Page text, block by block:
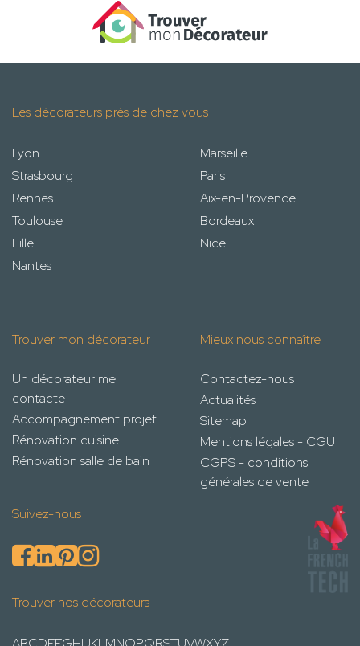
Les décorateurs près de chez vous
Lyon
Marseille
Strasbourg
Paris
Rennes
Aix-en-Provence
Toulouse
Bordeaux
Lille
Nice
Nantes
Trouver mon décorateur
Un décorateur me
contacte
Accompagnement projet
Rénovation cuisine
Rénovation salle de bain
Mieux nous connaître
Contactez-nous
Actualités
Sitemap
Mentions légales - CGU
CGPS - conditions
générales de vente
Suivez-nous
Trouver nos décorateurs